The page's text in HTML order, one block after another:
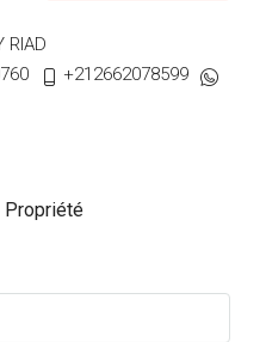
RIAD
+212662078599
Propriété